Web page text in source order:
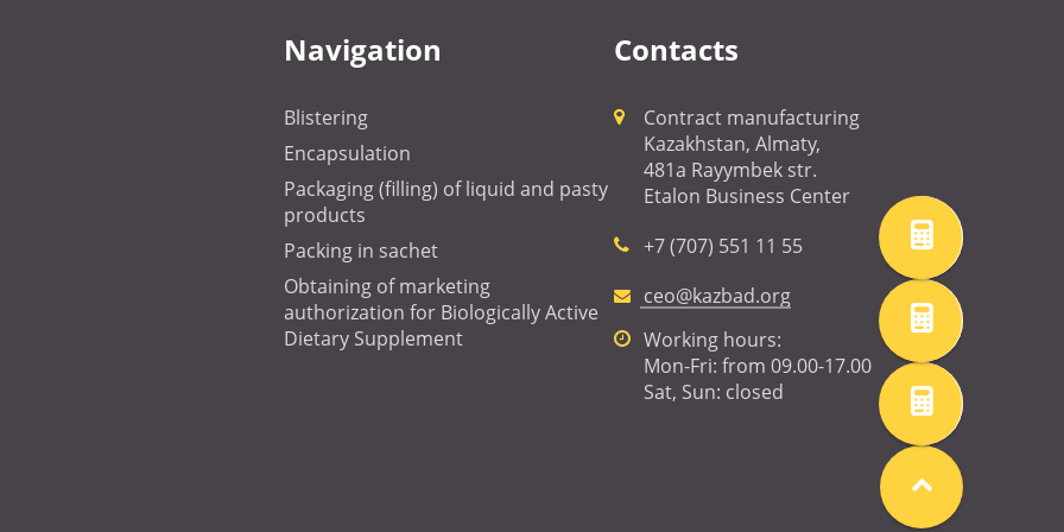
Navigation
Blistering
Encapsulation
Packaging (filling) of liquid and pasty
products
Packing in sachet
Obtaining of marketing
authorization for Biologically Active
Dietary Supplement
Contacts
Contract manufacturing
Kazakhstan, Almaty,
481a Rayymbek str.
Etalon Business Center
+7 (707) 551 11 55
ceo@kazbad.org
Working hours:
Mon-Fri: from 09.00-17.00
Sat, Sun: closed